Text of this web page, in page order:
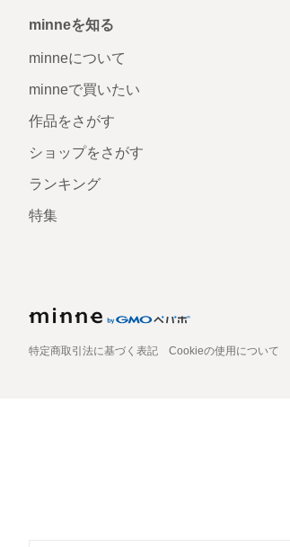
minneを知る
minneについて
minneで買いたい
作品をさがす
ショップをさがす
ランキング
特集
特定商取引法に基づく表記 Cookieの使用について